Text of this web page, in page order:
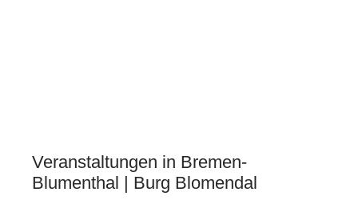
Veranstaltungen in Bremen-
Blumenthal | Burg Blomendal